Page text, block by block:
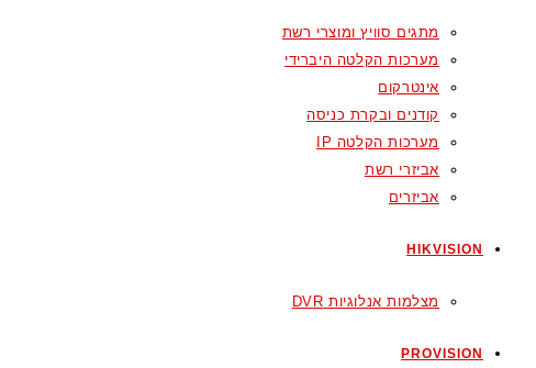
מתגים סוויץ ומוצרי רשת
מערכות הקלטה היברידי
אינטרקום
קודנים ובקרת כניסה
מערכות הקלטה IP
אביזרי רשת
אביזרים
HIKVISION
מצלמות אנלוגיות DVR
PROVISION